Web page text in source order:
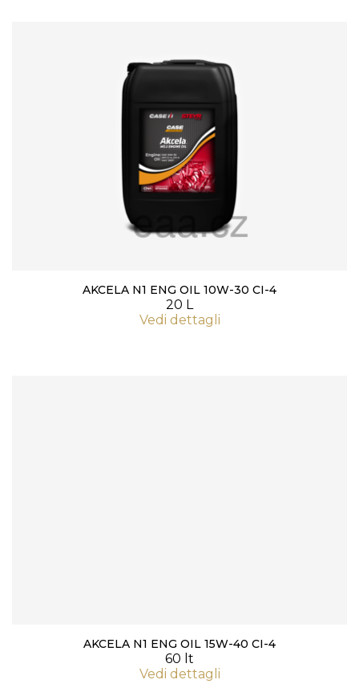
AKCELA N1 ENG OIL 10W-30 CI-4
20 L
Vedi dettagli
AKCELA N1 ENG OIL 15W-40 CI-4
60 lt
Vedi dettagli